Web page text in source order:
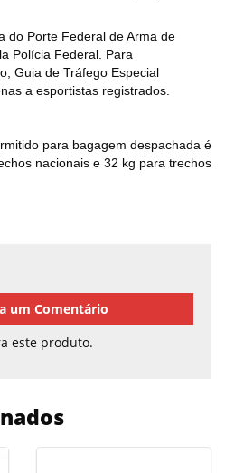
do Porte Federal de Arma de
Polícia Federal. Para
Guia de Tráfego Especial
a esportistas registrados.
para bagagem despachada é
nacionais e 32 kg para trechos
um Comentário
este produto.